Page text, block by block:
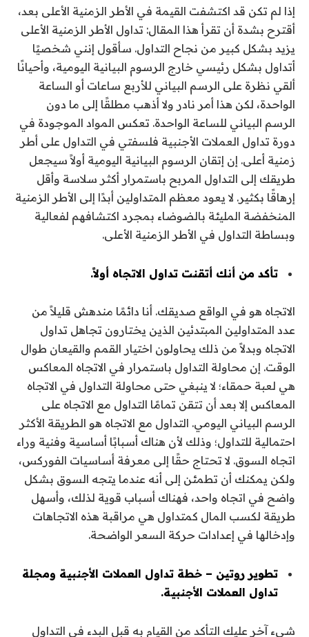
إذا لم تكن قد اكتشفت القيمة في الأطر الزمنية الأعلى بعد،
أقترح بشدة أن تقرأ هذا المقال: تداول الأطر الزمنية الأعلى
يزيد بشكل كبير من نجاح التداول. سأقول إنني شخصيًا
أتداول بشكل رئيسي خارج الرسوم البيانية اليومية، وأحيانًا
ألقي نظرة على الرسم البياني للأربع ساعات أو الساعة
الواحدة، لكن هذا أمر نادر ولا أذهب مطلقًا إلى ما دون
الرسم البياني للساعة الواحدة. تعكس المواد الموجودة في
دورة تداول العملات الأجنبية فلسفتي في التداول على أطر
زمنية أعلى. إن إتقان الرسوم البيانية اليومية أولاً سيجعل
طريقك إلى التداول المربح باستمرار أكثر سلاسة وأقل
إرهاقًا بكثير. لا يعود معظم المتداولين أبدًا إلى الأطر الزمنية
المنخفضة المليئة بالضوضاء بمجرد اكتشافهم لفعالية
وبساطة التداول في الأطر الزمنية الأعلى.
تأكد من أنك أتقنت تداول الاتجاه أولاً.
الاتجاه هو في الواقع صديقك. أنا دائمًا مندهش قليلاً من
عدد المتداولين المبتدئين الذين يختارون تجاهل تداول
الاتجاه وبدلاً من ذلك يحاولون اختيار القمم والقيعان طوال
الوقت. إن محاولة التداول باستمرار في الاتجاه المعاكس
هي لعبة حمقاء؛ لا ينبغي حتى محاولة التداول في الاتجاه
المعاكس إلا بعد أن تتقن تمامًا التداول مع الاتجاه على
الرسم البياني اليومي. التداول مع الاتجاه هو الطريقة الأكثر
احتمالية للتداول؛ وذلك لأن هناك أسبابًا أساسية وفنية وراء
اتجاه السوق. لا تحتاج حقًا إلى معرفة أساسيات الفوركس،
ولكن يمكنك أن تطمئن إلى أنه عندما يتجه السوق بشكل
واضح في اتجاه واحد، فهناك أسباب قوية لذلك، وأسهل
طريقة لكسب المال كمتداول هي مراقبة هذه الاتجاهات
وإدخالها في إعدادات حركة السعر الواضحة.
تطوير روتين – خطة تداول العملات الأجنبية ومجلة
تداول العملات الأجنبية.
شيء آخر عليك التأكد من القيام به قبل البدء في التداول